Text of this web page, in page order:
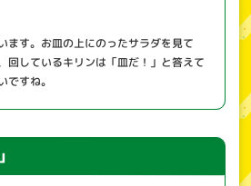
ます。お皿の上にのったサラダを見て
回しているキリンは「皿だ！」と答えて
ですね。